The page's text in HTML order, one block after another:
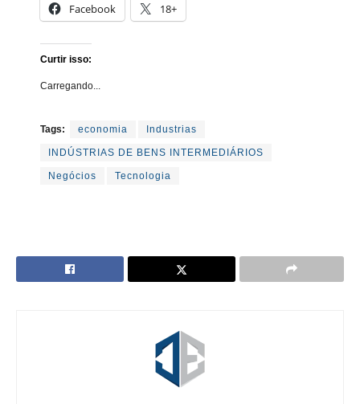
Facebook 18+
Curtir isso:
Carregando...
Tags: economia Industrias
INDÚSTRIAS DE BENS INTERMEDIÁRIOS
Negócios Tecnologia